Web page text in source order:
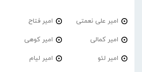
امیر علی نعمتی امیر فتاح
امیر کمالی امیر کوهی
امیر لئو امیر لیام